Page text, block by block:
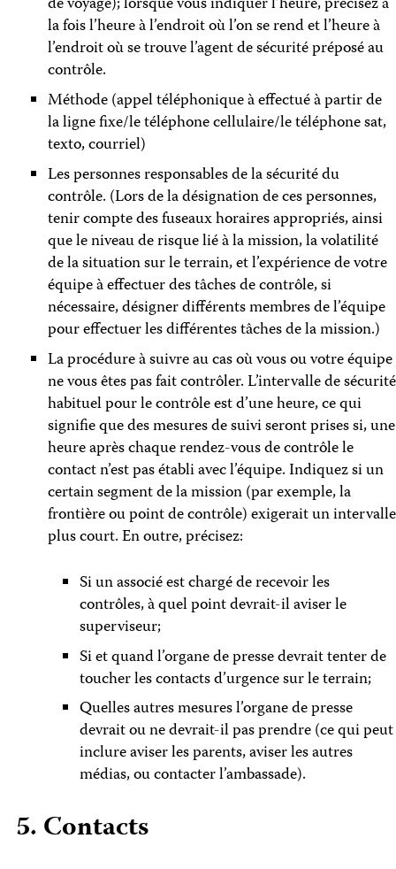
la fois l’heure à l’endroit où l’on se rend et l’heure à
l’endroit où se trouve l’agent de sécurité préposé au
contrôle.
Méthode (appel téléphonique à effectué à partir de
la ligne fixe/le téléphone cellulaire/le téléphone sat,
texto, courriel)
Les personnes responsables de la sécurité du
contrôle. (Lors de la désignation de ces personnes,
tenir compte des fuseaux horaires appropriés, ainsi
que le niveau de risque lié à la mission, la volatilité
de la situation sur le terrain, et l’expérience de votre
équipe à effectuer des tâches de contrôle, si
nécessaire, désigner différents membres de l’équipe
pour effectuer les différentes tâches de la mission.)
La procédure à suivre au cas où vous ou votre équipe
ne vous êtes pas fait contrôler. L’intervalle de sécurité
habituel pour le contrôle est d’une heure, ce qui
signifie que des mesures de suivi seront prises si, une
heure après chaque rendez-vous de contrôle le
contact n’est pas établi avec l’équipe. Indiquez si un
certain segment de la mission (par exemple, la
frontière ou point de contrôle) exigerait un intervalle
plus court. En outre, précisez:
Si un associé est chargé de recevoir les
contrôles, à quel point devrait-il aviser le
superviseur;
Si et quand l’organe de presse devrait tenter de
toucher les contacts d’urgence sur le terrain;
Quelles autres mesures l’organe de presse
devrait ou ne devrait-il pas prendre (ce qui peut
inclure aviser les parents, aviser les autres
médias, ou contacter l’ambassade).
5. Contacts